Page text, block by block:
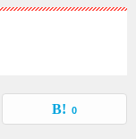
0